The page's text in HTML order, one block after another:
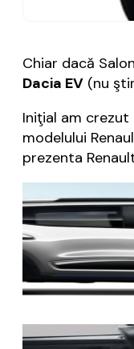
Chiar dacă
Dacia EV (nu
Iniţial am crezut
modelului
prezenta